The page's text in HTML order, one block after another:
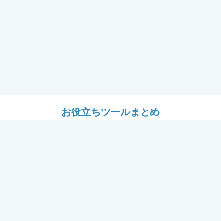
お役立ちツールまとめ